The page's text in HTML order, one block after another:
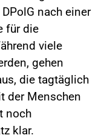
nach einer
für die
viele
gehen
die tagtäglich
der Menschen
noch
klar.